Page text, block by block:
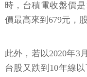
時，台積電收盤價
價最高來到679元，
此外，若以2020年3
台股又跌到10年線